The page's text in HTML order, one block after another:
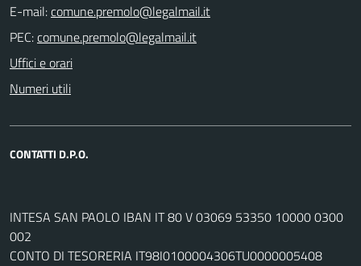
E-mail:
PEC:
Uffici e orari
Numeri utili
CONTATTI D.P.O.
INTESA SAN PAOLO IBAN IT 80 V 03069 53350 10000 0300
002
CONTO DI TESORERIA IT98I0100004306TU0000005408